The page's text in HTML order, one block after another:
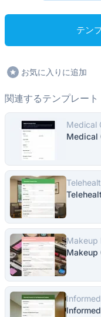
テン
お気に入りに追加
関連するテンプレート
Medical
Medical
Makeup
Makeup